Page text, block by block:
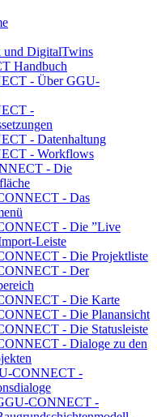
und DigitalTwins
Handbuch
- Über GGU-
-
- Datenhaltung
- Workflows
- Die
- Das
- Die ”Live
Leiste
- Die Projektliste
- Der
- Die Karte
- Die Planansicht
- Die Statusleiste
- Dialoge zu den
CONNECT -
CONNECT -